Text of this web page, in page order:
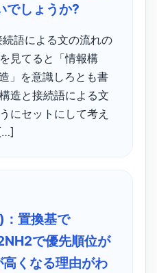
でしょうか?
続語による文の流れの
見てると「情報構
」を意識しろとも書
造と接続語による文
にセットにして考え
：置換基で
で優先順位が
くなる理由がわ